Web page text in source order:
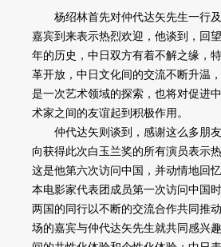
杨绍林首先对仲代达矢先生一行及
嘉宾到来表示热烈欢迎，他谈到，回
年的历史，中日双方有着不解之缘，
革开放，中日文化间的交流不断升温
是一次艺术领域的探索，也将对促进
术家之间的友谊起到积极作用。
仲代达矢则谈到，感谢这么多朋友
向获得此次白玉兰奖的所有演员表示
这是他第六次访问中国，并动情地回
本电影家代表团成员第一次访问中国
两国的同行以不断的交流合作共同推
场的嘉宾与仲代达矢先生就共同感兴